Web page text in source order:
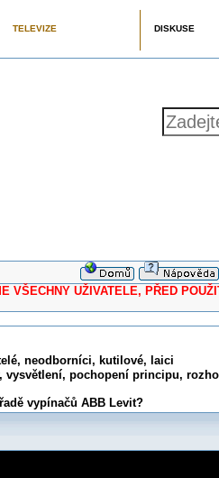
TELEVIZE DISKUSE
UŽIVATELE, PŘED
neodborníci, kutilové, laici
vysvětlení, pochopení principu,
vypínačů ABB Levit?